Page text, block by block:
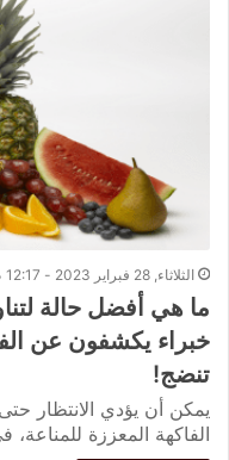
الثلاثاء, 28 فبراير 2023 - 12:17 ص
ما هي أفضل حالة
خبراء يكشفون عن
تنضج!
يمكن أن يؤدي الانتظار
الفاكهة المعززة